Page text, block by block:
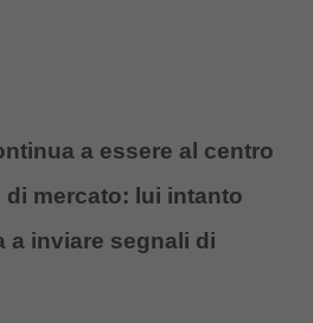
a essere al centro
mercato: lui intanto
a inviare segnali di